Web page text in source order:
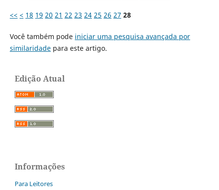
<< < 18 19 20 21 22 23 24 25 26 27 28
Você também pode iniciar uma pesquisa avançada por
similaridadepara este artigo.
Edição Atual
Informações
Para Leitores